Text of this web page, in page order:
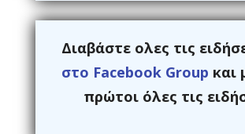
Διαβάστε ολες τις
στο Facebook Group και
πρώτοι όλες τις